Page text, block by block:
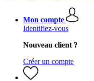
Mon compte
Identifiez-vous
Nouveau client ?
Créer un compte